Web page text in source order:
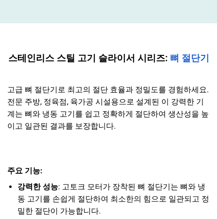
스테인리스 스틸 고기 슬라이서 시리즈: 뼈 절단기
고급 뼈 절단기로 최고의 절단 효율과 정밀도를 경험하세요.
전문 주방, 정육점, 육가공 시설용으로 설계된 이 강력한 기
계는 뼈와 냉동 고기를 쉽고 정확하게 절단하여 생산성을 높
이고 일관된 결과를 보장합니다.
주요 기능:
강력한 성능: 고토크 모터가 장착된 뼈 절단기는 뼈와 냉
동 고기를 손쉽게 절단하여 최소한의 힘으로 일관되고 정
밀한 절단이 가능합니다.